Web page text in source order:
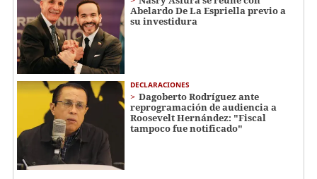
Abelardo De La Espriella previo a
su investidura
DECLARACIONES
Dagoberto Rodríguez ante
reprogramación de audiencia a
Roosevelt Hernández: "Fiscal
tampoco fue notificado"